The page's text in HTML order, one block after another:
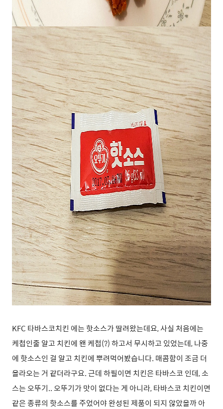
KFC 타바스코치킨 에는 핫소스가 딸려왔는데요, 사실 처음에는
케첩인줄 알고 치킨에 왠 케첩(?) 하고서 무시하고 있었는데, 나중
에 핫소스인 걸 알고 치킨에 뿌려먹어봤습니다. 매콤함이 조금 더
올라오는 거 같더라구요. 근데 하필이면 치킨은 타바스코 인데, 소
스는 오뚜기.. 오뚜기가 맛이 없다는 게 아니라, 타바스코 치킨이면
같은 종류의 핫소스를 주었어야 완성된 제품이 되지 않았을까 아